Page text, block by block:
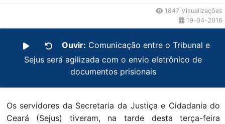
1847 Visualizações
19-04-2016
Ouvir: Comunicação entre o Tribunal e
Sejus será agilizada com o envio eletrônico de
documentos prisionais
Os servidores da Secretaria da Justiça e Cidadania do
Ceará (Sejus) tiveram, na tarde desta terça-feira